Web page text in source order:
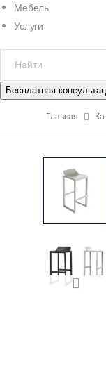
Мебель
Услуги
Бесплатная
Главная